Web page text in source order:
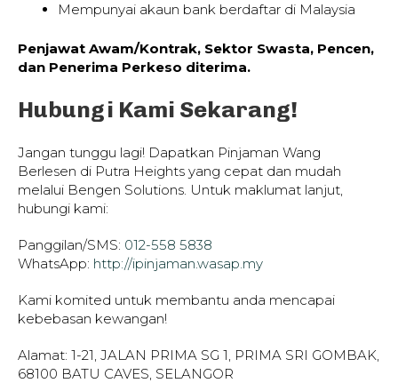
Mempunyai akaun bank berdaftar di Malaysia
Penjawat Awam/Kontrak, Sektor Swasta, Pencen,
dan Penerima Perkeso diterima.
Hubungi Kami Sekarang!
Jangan tunggu lagi! Dapatkan Pinjaman Wang
Berlesen di Putra Heights yang cepat dan mudah
melalui Bengen Solutions. Untuk maklumat lanjut,
hubungi kami:
Panggilan/SMS: 012-558 5838
WhatsApp: http://ipinjaman.wasap.my
Kami komited untuk membantu anda mencapai
kebebasan kewangan!
Alamat: 1-21, JALAN PRIMA SG 1, PRIMA SRI GOMBAK,
68100 BATU CAVES, SELANGOR